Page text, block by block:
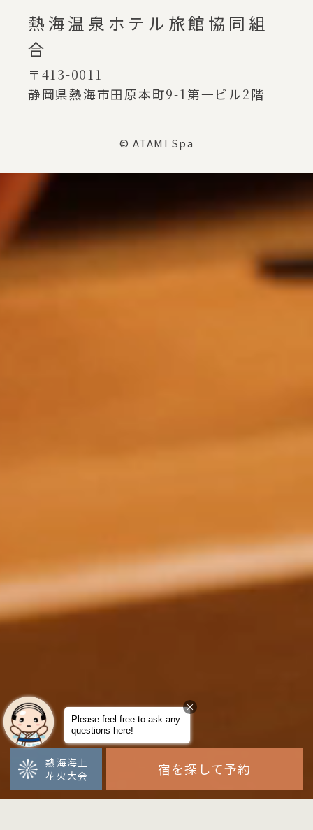
熱海温泉ホテル旅館協同組
合
〒413-0011
静岡県熱海市田原本町9-1第一ビル2階
© ATAMI Spa
熱海海上
花火大会
宿を探して予約